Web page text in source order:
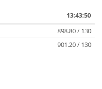
13:43:50
898.80 / 130
901.20 / 130